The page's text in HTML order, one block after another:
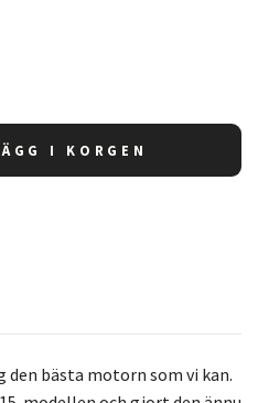
I KORGEN
bästa motorn som vi kan.